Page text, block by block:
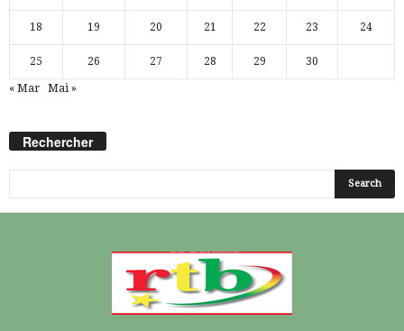
18 19 20 21 22 23 24
25 26 27 28 29 30
« Mar Mai »
Rechercher